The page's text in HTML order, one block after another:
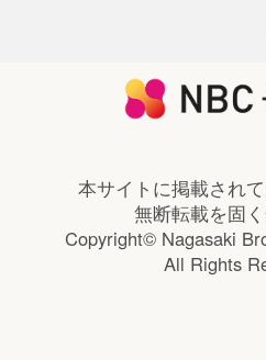
本サイトに掲載され
無断転載を固く
Copyright© Nagasaki
All Rights